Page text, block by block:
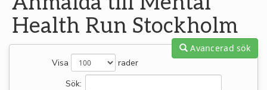
Health Run Stockholm
Avancerad sök
Visa
rader
Sök: